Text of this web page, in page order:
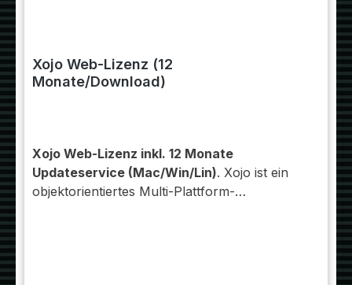
Xojo Web-Lizenz (12
Monate/Download)
Xojo Web-Lizenz inkl. 12 Monate
Updateservice (Mac/Win/Lin). Xojo ist ein
objektorientiertes Multi-Plattform-